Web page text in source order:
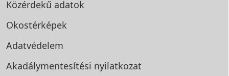
Közérdekű adatok
Okostérképek
Adatvédelem
Akadálymentesítési nyilatkozat